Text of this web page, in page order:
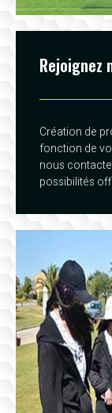
Rejoignez
Création de
fonction de
nous
possibilités